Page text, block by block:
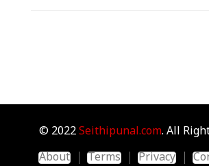
© 2022 Seithipunal.com. All
About
Terms Privacy